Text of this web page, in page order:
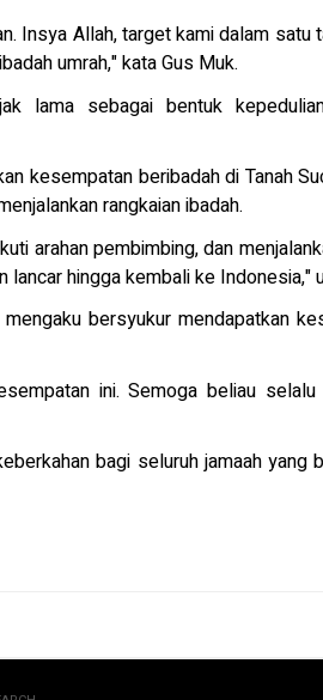
Insya Allah, target kami dalam satu
umrah," kata Gus Muk.
lama sebagai bentuk
kesempatan beribadah di Tanah
rangkaian ibadah.
arahan pembimbing, dan
hingga kembali ke Indonesia,"
bersyukur mendapatkan
ini. Semoga beliau selalu
bagi seluruh jamaah yang